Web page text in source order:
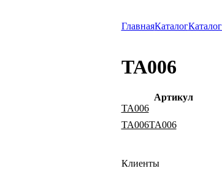
ГлавнаяКаталог
TA006
Артикул
TA006
TA006TA006
Клиенты